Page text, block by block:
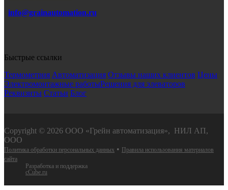
info@grainautomation.ru
Быстрые ссылки
Термометрия Автоматизация Отзывы наших клиентов Цены
Электромонтажные работыРешения для элеваторов
Реквизиты Статьи Блог
Copyright © 2026 ООО «Грейн автоматизация», НИЛ АП,
ООО
Политика обработки персональных данных • Правила использования материалов
сайта
Разработка и поддержка
cCube.ru